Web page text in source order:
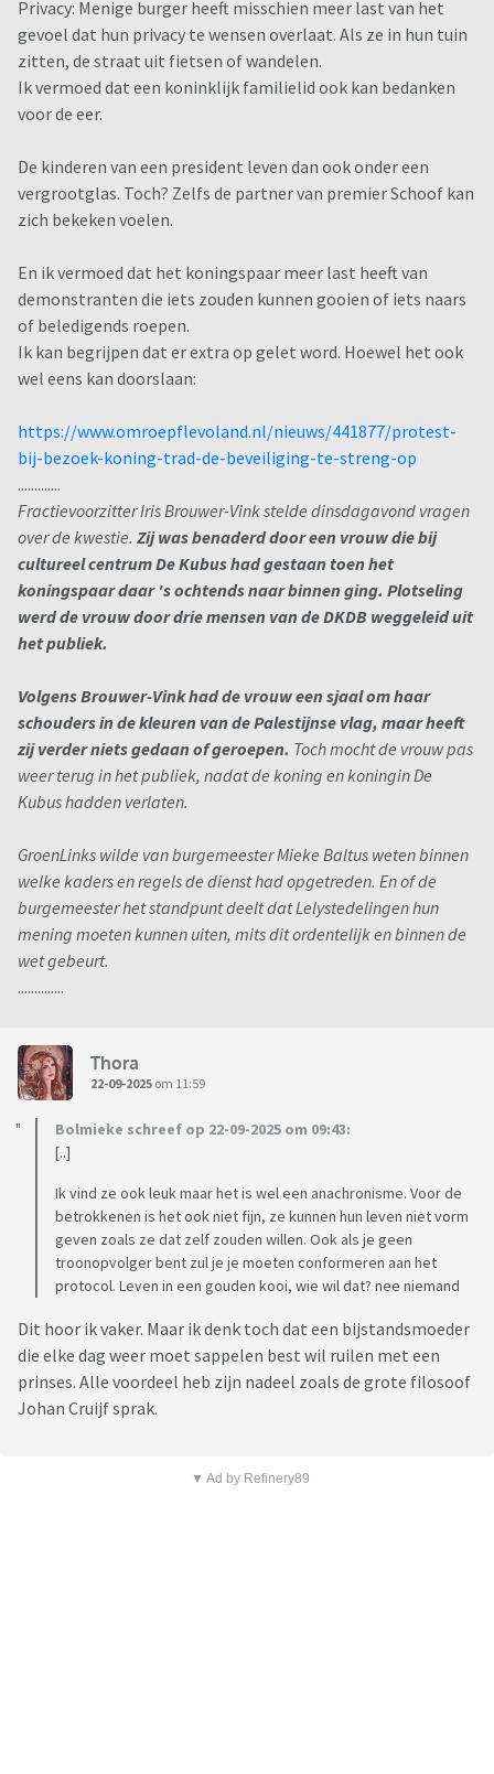
Privacy: Menige burger heeft misschien meer last van het
gevoel dat hun privacy te wensen overlaat. Als ze in hun tuin
zitten, de straat uit fietsen of wandelen.
Ik vermoed dat een koninklijk familielid ook kan bedanken
voor de eer.
De kinderen van een president leven dan ook onder een
vergrootglas. Toch? Zelfs de partner van premier Schoof kan
zich bekeken voelen.
En ik vermoed dat het koningspaar meer last heeft van
demonstranten die iets zouden kunnen gooien of iets naars
of beledigends roepen.
Ik kan begrijpen dat er extra op gelet word. Hoewel het ook
wel eens kan doorslaan:
https://www.omroepflevoland.nl/nieuws/441877/protest-
bij-bezoek-koning-trad-de-beveiliging-te-streng-op
.............
Fractievoorzitter Iris Brouwer-Vink stelde dinsdagavond vragen
over de kwestie. Zij was benaderd door een vrouw die bij
cultureel centrum De Kubus had gestaan toen het
koningspaar daar 's ochtends naar binnen ging. Plotseling
werd de vrouw door drie mensen van de DKDB weggeleid uit
het publiek.
Volgens Brouwer-Vink had de vrouw een sjaal om haar
schouders in de kleuren van de Palestijnse vlag, maar heeft
zij verder niets gedaan of geroepen. Toch mocht de vrouw pas
weer terug in het publiek, nadat de koning en koningin De
Kubus hadden verlaten.
GroenLinks wilde van burgemeester Mieke Baltus weten binnen
welke kaders en regels de dienst had opgetreden. En of de
burgemeester het standpunt deelt dat Lelystedelingen hun
mening moeten kunnen uiten, mits dit ordentelijk en binnen de
wet gebeurt.
..............
Thora
22-09-2025 om 11:59
Bolmieke schreef op 22-09-2025 om 09:43:
[..]
Ik vind ze ook leuk maar het is wel een anachronisme. Voor de
betrokkenen is het ook niet fijn, ze kunnen hun leven niet vorm
geven zoals ze dat zelf zouden willen. Ook als je geen
troonopvolger bent zul je je moeten conformeren aan het
protocol. Leven in een gouden kooi, wie wil dat? nee niemand
Dit hoor ik vaker. Maar ik denk toch dat een bijstandsmoeder
die elke dag weer moet sappelen best wil ruilen met een
prinses. Alle voordeel heb zijn nadeel zoals de grote filosoof
Johan Cruijf sprak.
▼ Ad by Refinery89